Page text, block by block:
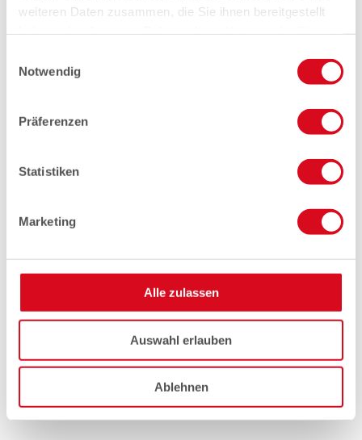
weiteren Daten zusammen, die Sie ihnen bereitgestellt
Notwendig
Präferenzen
Statistiken
Marketing
Alle zulassen
Auswahl erlauben
Ablehnen